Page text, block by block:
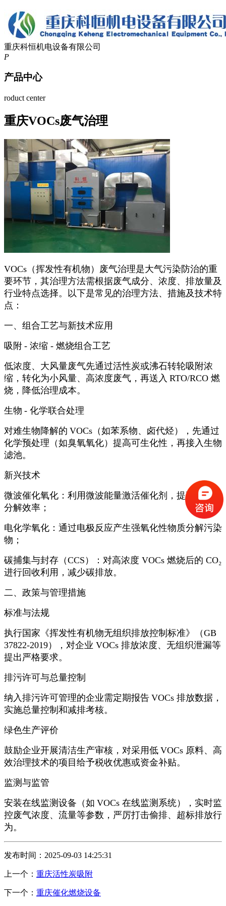
重庆科恒机电设备有限公司
P
产品中心
roduct center
重庆VOCs废气治理
VOCs（挥发性有机物）废气治理是大气污染防治的重
要环节，其治理方法需根据废气成分、浓度、排放量及
行业特点选择。以下是常见的治理方法、措施及技术特
点：
一、组合工艺与新技术应用
吸附 - 浓缩 - 燃烧组合工艺
低浓度、大风量废气先通过活性炭或沸石转轮吸附浓
缩，转化为小风量、高浓度废气，再送入 RTO/RCO 燃
烧，降低治理成本。
生物 - 化学联合处理
对难生物降解的 VOCs（如苯系物、卤代烃），先通过
化学预处理（如臭氧氧化）提高可生化性，再接入生物
滤池。
新兴技术
微波催化氧化：利用微波能量激活催化剂，提高
VOCs
分解效率；
电化学氧化：通过电极反应产生强氧化性物质分解污染
物；
碳捕集与封存（CCS）：对高浓度 VOCs 燃烧后的 CO₂
进行回收利用，减少碳排放。
二、政策与管理措施
标准与法规
执行国家《挥发性有机物无组织排放控制标准》（GB
37822-2019），对企业 VOCs 排放浓度、无组织泄漏等
提出严格要求。
排污许可与总量控制
纳入排污许可管理的企业需定期报告 VOCs 排放数据，
实施总量控制和减排考核。
绿色生产评价
鼓励企业开展清洁生产审核，对采用低 VOCs 原料、高
效治理技术的项目给予税收优惠或资金补贴。
监测与监管
安装在线监测设备（如 VOCs 在线监测系统），实时监
控废气浓度、流量等参数，严厉打击偷排、超标排放行
为。
发布时间：2025-09-03 14:25:31
上一个： 重庆活性炭吸附
下一个： 重庆催化燃烧设备